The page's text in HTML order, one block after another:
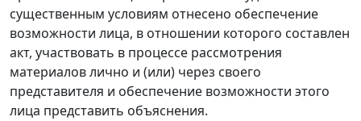
существенным условиям отнесено обеспечение
возможности лица, в отношении которого составлен
акт, участвовать в процессе рассмотрения
материалов лично и (или) через своего
представителя и обеспечение возможности этого
лица представить объяснения.